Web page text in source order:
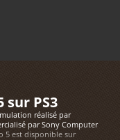
sur PS3
réalisé par
par Sony Computer
5 est disponible sur